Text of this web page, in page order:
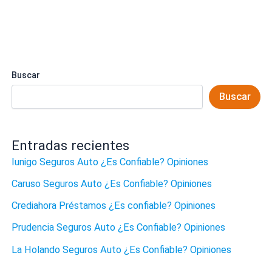
Buscar
Buscar
Entradas recientes
Iunigo Seguros Auto ¿Es Confiable? Opiniones
Caruso Seguros Auto ¿Es Confiable? Opiniones
Crediahora Préstamos ¿Es confiable? Opiniones
Prudencia Seguros Auto ¿Es Confiable? Opiniones
La Holando Seguros Auto ¿Es Confiable? Opiniones